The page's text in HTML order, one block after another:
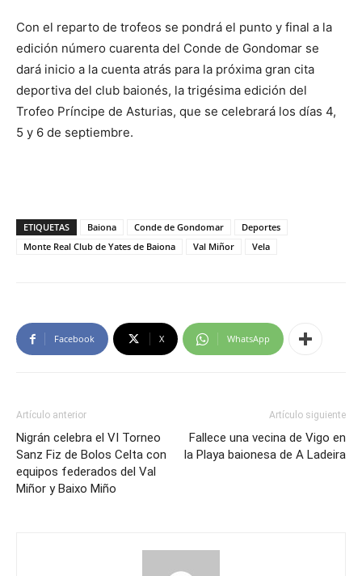
Con el reparto de trofeos se pondrá el punto y final a la
edición número cuarenta del Conde de Gondomar se
dará inicio a la cuenta atrás para la próxima gran cita
deportiva del club baionés, la trigésima edición del
Trofeo Príncipe de Asturias, que se celebrará los días 4,
5 y 6 de septiembre.
ETIQUETAS Baiona Conde de Gondomar
Deportes
Monte Real Club de Yates de Baiona
Val Miñor Vela
Facebook X WhatsApp
Artículo anterior
Nigrán celebra el VI Torneo
Sanz Fiz de Bolos Celta con
equipos federados del Val
Miñor y Baixo Miño
Artículo siguiente
Fallece una vecina de Vigo en
la Playa baionesa de A Ladeira